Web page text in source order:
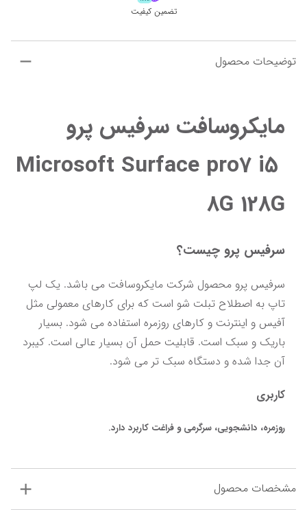
تضمین کیفیت
توضیحات محصول
Microsoft Surface pro7 i5
8G 128G
سرفیس پرو چیست؟
آن جدا شده و دستگاه سبک تر می شود.
کاربری
روزمره، دانشجویی، سرگرمی و فراغت کاربرد دارد.
مشخصات محصول